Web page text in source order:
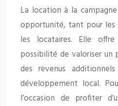
La location à la
opportunité, tant pour les
les locataires. Elle
possibilité de valoriser un
des revenus
développement local.
l’occasion de profiter